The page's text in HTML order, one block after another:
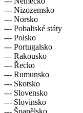
--- Nizozemsko
--- Norsko
--- Pobaltské státy
--- Polsko
--- Portugalsko
--- Rakousko
--- Řecko
--- Rumunsko
--- Skotsko
--- Slovensko
--- Slovinsko
--- Španělsko